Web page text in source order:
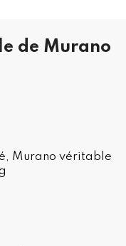
de Murano
Murano véritable